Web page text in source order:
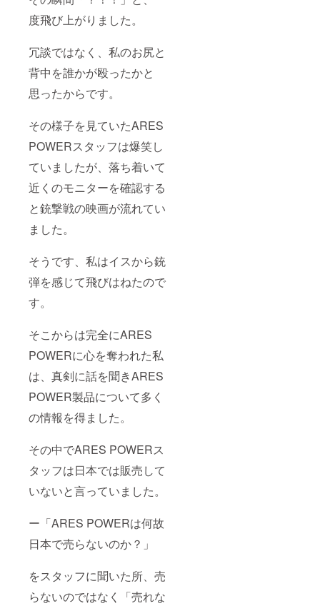
度飛び上がりました。
冗談ではなく、私のお尻と
背中を誰かが殴ったかと
思ったからです。
その様子を見ていたARES
POWERスタッフは爆笑し
ていましたが、落ち着いて
近くのモニターを確認する
と銃撃戦の映画が流れてい
ました。
そうです、私はイスから銃
弾を感じて飛びはねたので
す。
そこからは完全にARES
POWERに心を奪われた私
は、真剣に話を聞きARES
POWER製品について多く
の情報を得ました。
その中でARES POWERス
タッフは日本では販売して
いないと言っていました。
ー「ARES POWERは何故
日本で売らないのか？」
をスタッフに聞いた所、売
らないのではなく「売れな